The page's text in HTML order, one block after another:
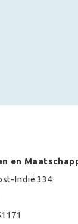
en
Indië 334